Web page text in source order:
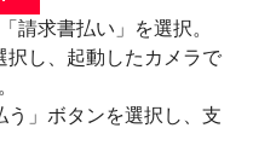
請求書払い」を選択。
択し、起動したカメラで
う」ボタンを選択し、支